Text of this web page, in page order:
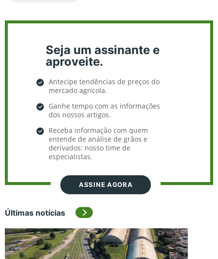
Seja um assinante e
aproveite.
Antecipe tendências de preços do
mercado agrícola.
Ganhe tempo com as informações
dos nossos artigos.
Receba informação com quem
entende de análise de grãos e
derivados: nosso time de
especialistas.
ASSINE AGORA
Últimas notícias